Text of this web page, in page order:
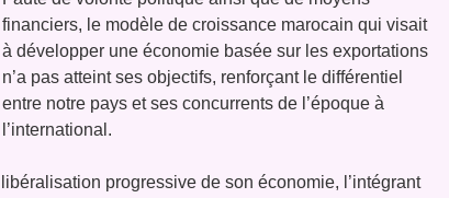
financiers, le modèle de croissance marocain qui visait
à développer une économie basée sur les exportations
n’a pas atteint ses objectifs, renforçant le différentiel
entre notre pays et ses concurrents de l’époque à
l’international.
progressive de son économie, l’intégrant